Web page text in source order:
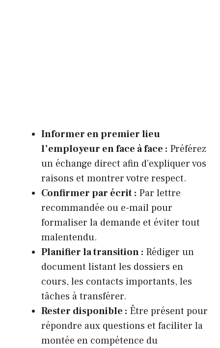
Informer en premier lieu
l’employeur en face à face : Préférez
un échange direct afin d’expliquer vos
raisons et montrer votre respect.
Confirmer par écrit : Par lettre
recommandée ou e-mail pour
formaliser la demande et éviter tout
malentendu.
Planifier la transition : Rédiger un
document listant les dossiers en
cours, les contacts importants, les
tâches à transférer.
Rester disponible : Être présent pour
répondre aux questions et faciliter la
montée en compétence du